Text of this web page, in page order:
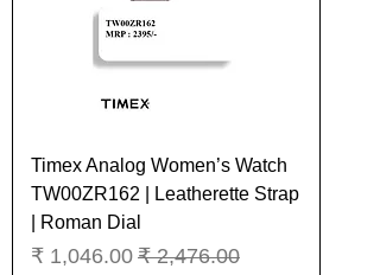
Timex Analog Women’s Watch
TW00ZR162 | Leatherette Strap
| Roman Dial
سعر عادي سعر البيع